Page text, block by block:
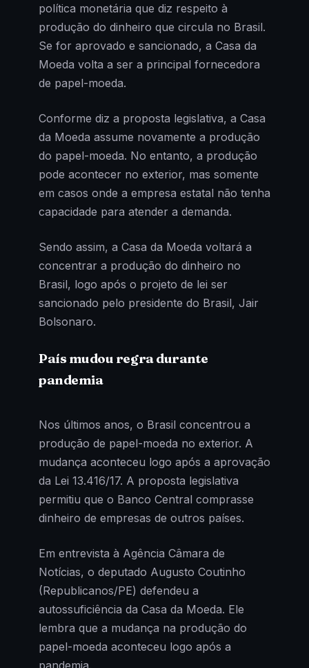
política monetária que diz respeito à
produção do dinheiro que circula no Brasil.
Se for aprovado e sancionado, a Casa da
Moeda volta a ser a principal fornecedora
de papel-moeda.
Conforme diz a proposta legislativa, a Casa
da Moeda assume novamente a produção
do papel-moeda. No entanto, a produção
pode acontecer no exterior, mas somente
em casos onde a empresa estatal não tenha
capacidade para atender a demanda.
Sendo assim, a Casa da Moeda voltará a
concentrar a produção do dinheiro no
Brasil, logo após o projeto de lei ser
sancionado pelo presidente do Brasil, Jair
Bolsonaro.
País mudou regra durante
pandemia
Nos últimos anos, o Brasil concentrou a
produção de papel-moeda no exterior. A
mudança aconteceu logo após a aprovação
da Lei 13.416/17. A proposta legislativa
permitiu que o Banco Central comprasse
dinheiro de empresas de outros países.
Em entrevista à Agência Câmara de
Notícias, o deputado Augusto Coutinho
(Republicanos/PE) defendeu a
autossuficiência da Casa da Moeda. Ele
lembra que a mudança na produção do
papel-moeda aconteceu logo após a